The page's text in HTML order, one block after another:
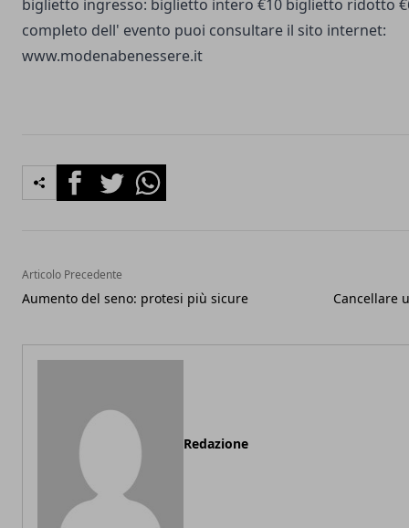
biglietto ingresso: biglietto intero €10 biglietto ridotto
completo dell' evento puoi consultare il sito internet:
www.modenabenessere.it
FacebookTwitterWhatsapp
Articolo Precedente
Aumento del seno: protesi più sicure Cancellare
Redazione